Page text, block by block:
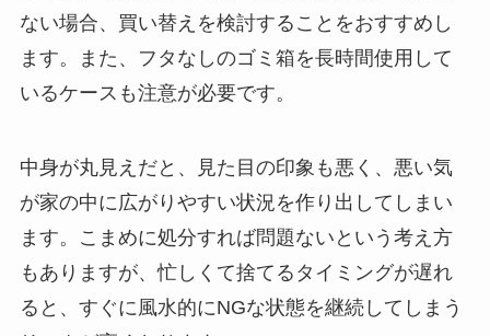
ない場合、買い替えを検討することをおすすめし
ます。また、フタなしのゴミ箱を長時間使用して
いるケースも注意が必要です。
中身が丸見えだと、見た目の印象も悪く、悪い気
が家の中に広がりやすい状況を作り出してしまい
ます。こまめに処分すれば問題ないという考え方
もありますが、忙しくて捨てるタイミングが遅れ
ると、すぐに風水的にNGな状態を継続してしまう